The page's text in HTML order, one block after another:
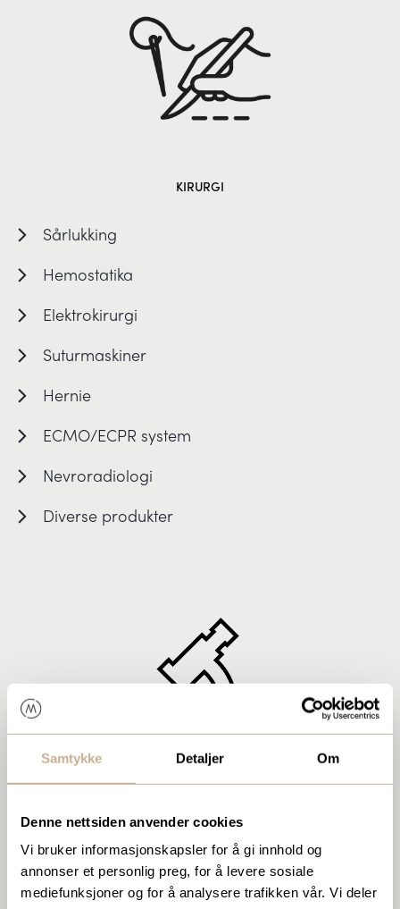
Samtykke Detaljer Om
Denne nettsiden anvender cookies
Vi bruker informasjonskapsler for å gi innhold og
annonser et personlig preg, for å levere sosiale
mediefunksjoner og for å analysere trafikken vår. Vi deler
KIRURGI
Sårlukking
Hemostatika
Elektrokirurgi
Suturmaskiner
Hernie
ECMO/ECPR system
Nevroradiologi
Diverse produkter
Digital Patologi
EM prøvepreparering